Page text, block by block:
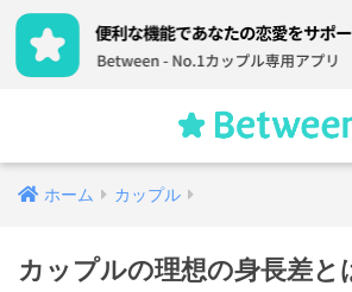
ホーム カップル
カップルの理想の身長差と